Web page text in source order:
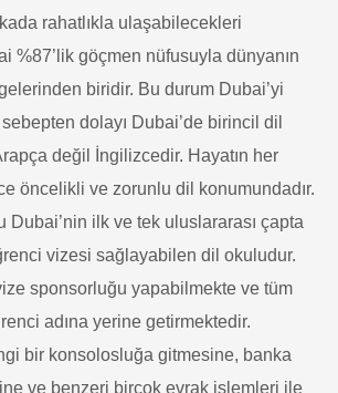
rahatlıkla ulaşabilecekleri
%87’lik göçmen nüfusuyla dünyanın
biridir. Bu durum Dubai’yi
dolayı Dubai’de birincil dil
değil İngilizcedir. Hayatın her
öncelikli ve zorunlu dil konumundadır.
Dubai’nin ilk ve tek uluslararası çapta
vizesi sağlayabilen dil okuludur.
sponsorluğu yapabilmekte ve tüm
adına yerine getirmektedir.
bir konsolosluğa gitmesine, banka
ve benzeri birçok evrak işlemleri ile